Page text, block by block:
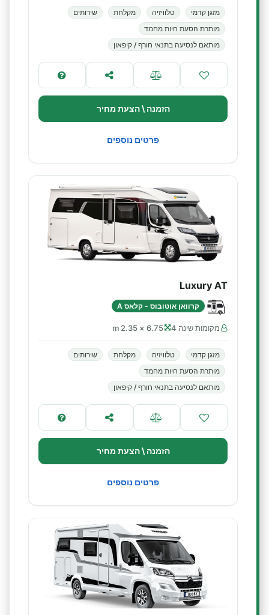
מזגן קדמי טלוויזיה מקלחת
שירותים
מותרת הסעת חיות מחמד
מותאם לנסיעה בתנאי חורף / קיפאון
הזמנה \ הצעת מחיר
פרטים נוספים
Luxury AT
קרוואן אוטובוס - קלאס A
מקומות שינה 4 6.75 × 2.35 m
מזגן קדמי טלוויזיה מקלחת
שירותים
מותרת הסעת חיות מחמד
מותאם לנסיעה בתנאי חורף / קיפאון
הזמנה \ הצעת מחיר
פרטים נוספים